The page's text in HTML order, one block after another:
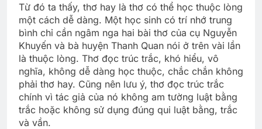
Từ đó ta thấy, thơ hay là thơ có thể học thuộc lòng
một cách dễ dàng. Một học sinh có trí nhớ trung
bình chỉ cần ngâm nga hai bài thơ của cụ Nguyễn
Khuyến và bà huyện Thanh Quan nói ở trên vài lần
là thuộc lòng. Thơ đọc trúc trắc, khó hiểu, vô
nghĩa, không dễ dàng học thuộc, chắc chắn không
phải thơ hay. Cũng nên lưu ý, thơ đọc trúc trắc
chính vì tác giả của nó không am tường luật bằng
trắc hoặc không sử dụng đúng qui luật bằng, trắc
và vần.